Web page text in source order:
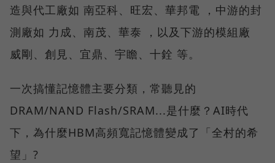
造與代工廠如 南亞科、旺宏、華邦電 ，中游的封
測廠如 力成、南茂、華泰 ，以及下游的模組廠
威剛、創見、宜鼎、宇瞻、十銓 等。
一次搞懂記憶體主要分類，常聽見的
DRAM/NAND Flash/SRAM...是什麼？AI時代
下，為什麼HBM高頻寬記憶體變成了「全村的希
望」?